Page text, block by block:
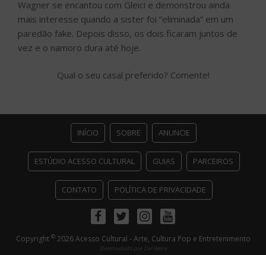
Wagner se encantou com Gleici e demonstrou ainda
mais interesse quando a sister foi “eliminada” em um
paredão fake. Depois disso, os dois ficaram juntos de
vez e o namoro dura até hoje.
Qual o seu casal preferido? Comente!
INÍCIO SOBRE ANUNCIE
ESTÚDIO ACESSO CULTURAL GUIAS PARCEIROS
CONTATO POLÍTICA DE PRIVACIDADE
FacebookTwitterInstagramYoutube
Copyright ©2026 Acesso Cultural - Arte, Cultura Pop e Entretenimento
Desenvolvido por Del Vieira